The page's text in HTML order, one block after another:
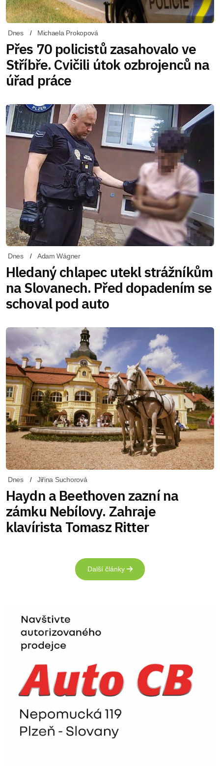
Dnes Michaela Prokopová
Přes 70 policistů zasahovalo ve
Stříbře. Cvičili útok ozbrojenců na
úřad práce
Dnes Adam Wágner
Hledaný chlapec utekl strážníkům
na Slovanech. Před dopadením se
schoval pod auto
Dnes Jiřina Suchorová
Haydn a Beethoven zazní na
zámku Nebílovy. Zahraje
klavírista Tomasz Ritter
Další články